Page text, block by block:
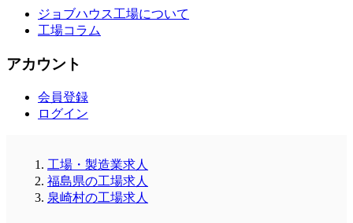
ジョブハウス工場について
工場コラム
アカウント
会員登録
ログイン
工場・製造業求人
福島県の工場求人
泉崎村の工場求人